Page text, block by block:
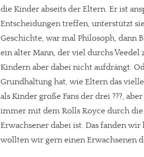
die Kinder abseits der Eltern. Er ist
Entscheidungen treffen, unterstützt
Geschichte, war mal Philosoph, dann
ein alter Mann, der viel durchs
Kindern aber dabei nicht aufdrängt.
Grundhaltung hat, wie Eltern das
als Kinder große Fans der drei ???,
immer mit dem Rolls Royce durch
Erwachsener dabei ist. Das fanden
wollten wir gern einen Erwachsenen